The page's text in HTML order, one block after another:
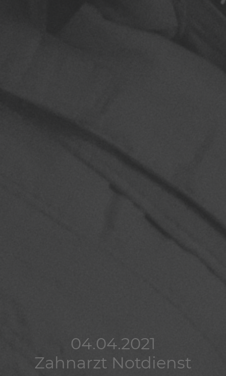
04.04.2021
Zahnarzt Notdienst
04.04.2021
Zahnarzt Notdienst
04.04.2021
Zahnarzt Notdienst